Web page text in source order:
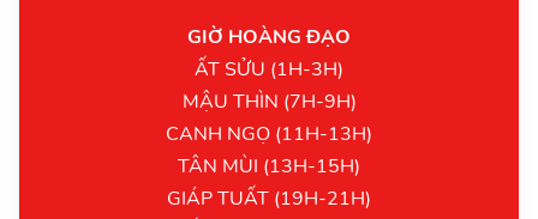
GIỜ HOÀNG ĐẠO
ẤT SỬU (1H-3H)
MẬU THÌN (7H-9H)
CANH NGỌ (11H-13H)
TÂN MÙI (13H-15H)
GIÁP TUẤT (19H-21H)